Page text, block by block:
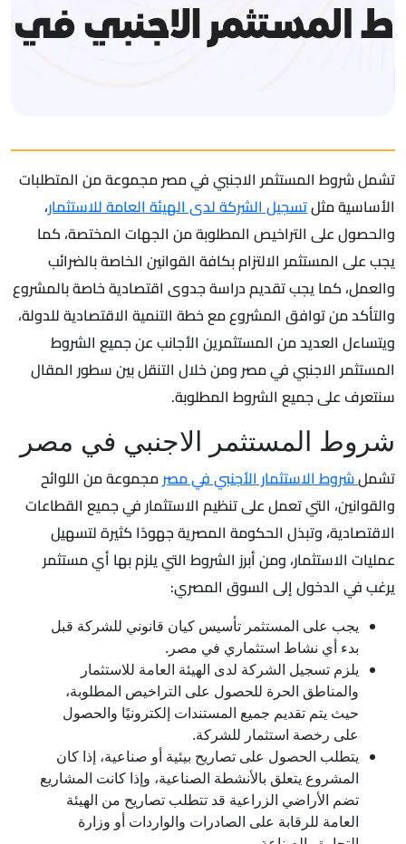
تشمل شروط المستثمر الاجنبي في مصر مجموعة من المتطلبات
الأساسية مثلتسجيل الشركة لدى الهيئة العامة للاستثمار،
والحصول على التراخيص المطلوبة من الجهات المختصة، كما
يجب على المستثمر الالتزام بكافة القوانين الخاصة بالضرائب
والعمل، كما يجب تقديم دراسة جدوى اقتصادية خاصة بالمشروع
والتأكد من توافق المشروع مع خطة التنمية الاقتصادية للدولة،
ويتساءل العديد من المستثمرين الأجانب عن جميع الشروط
المستثمر الاجنبي في مصر ومن خلال التنقل بين سطور المقال
سنتعرف على جميع الشروط المطلوبة.
شروط المستثمر الاجنبي في مصر
تشملشروط الاستثمار الأجنبي في مصرمجموعة من اللوائح
والقوانين، التي تعمل على تنظيم الاستثمار في جميع القطاعات
الاقتصادية، وتبذل الحكومة المصرية جهودًا كثيرة لتسهيل
عمليات الاستثمار، ومن أبرز الشروط التي يلزم بها أي مستثمر
يرغب في الدخول إلى السوق المصري:
يجب على المستثمر تأسيس كيان قانوني للشركة قبل
بدء أي نشاط استثماري في مصر.
يلزم تسجيل الشركة لدى الهيئة العامة للاستثمار
والمناطق الحرة للحصول على التراخيص المطلوبة،
حيث يتم تقديم جميع المستندات إلكترونيًا والحصول
على رخصة استثمار للشركة.
يتطلب الحصول على تصاريح بيئية أو صناعية، إذا كان
المشروع يتعلق بالأنشطة الصناعية، وإذا كانت المشاريع
تضم الأراضي الزراعية قد تتطلب تصاريح من الهيئة
العامة للرقابة على الصادرات والواردات أو وزارة